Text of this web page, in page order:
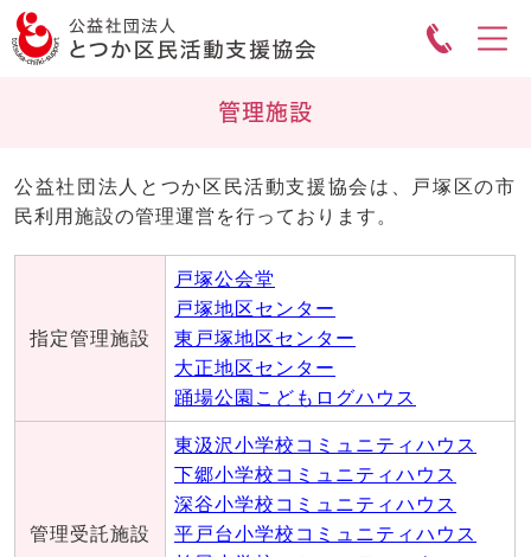
管理施設
公益社団法人とつか区民活動支援協会は、戸塚区の市
民利用施設の管理運営を行っております。
指定管理施設
戸塚公会堂
戸塚地区センター
東戸塚地区センター
大正地区センター
踊場公園こどもログハウス
管理受託施設
東汲沢小学校コミュニティハウス
下郷小学校コミュニティハウス
深谷小学校コミュニティハウス
平戸台小学校コミュニティハウス